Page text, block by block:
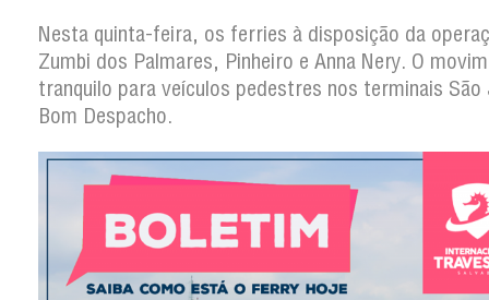
Nesta quinta-feira, os ferries à disposição da
Zumbi dos Palmares, Pinheiro e Anna Nery. O
tranquilo para veículos pedestres nos terminais São
Bom Despacho.